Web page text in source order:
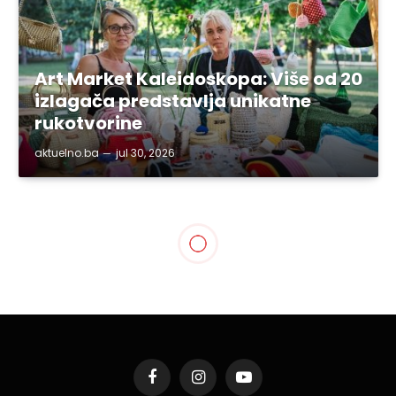
Art Market Kaleidoskopa: Više od 20
izlagača predstavlja unikatne
rukotvorine
aktuelno.ba jul 30, 2026
FacebookInstagramYouTube